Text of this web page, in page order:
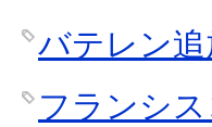
バテレン追
フランシ